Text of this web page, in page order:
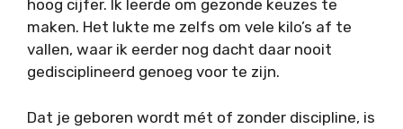
hoog cijfer. Ik leerde om gezonde keuzes te
maken. Het lukte me zelfs om vele kilo’s af te
vallen, waar ik eerder nog dacht daar nooit
gedisciplineerd genoeg voor te zijn.
Dat je geboren wordt mét of zonder discipline, is